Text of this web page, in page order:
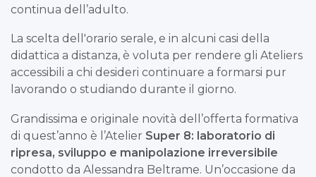
continua dell’adulto.
La scelta dell'orario serale, e in alcuni casi della
didattica a distanza, è voluta per rendere gli Ateliers
accessibili a chi desideri continuare a formarsi pur
lavorando o studiando durante il giorno.
Grandissima e originale novità dell’offerta formativa
di quest’anno è l’Atelier Super 8: laboratorio di
ripresa, sviluppo e manipolazione irreversibile
condotto da Alessandra Beltrame. Un’occasione da